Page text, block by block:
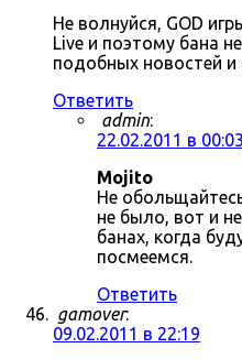
Не волнуйся, GOD
Live и поэтому бана
подобных новостей и
Ответить
admin:
22.02.2011 в 00:03
Mojito
Не
не было, вот и
банах, когда
посмеемся.
Ответить
gamover:
09.02.2011 в 22:19